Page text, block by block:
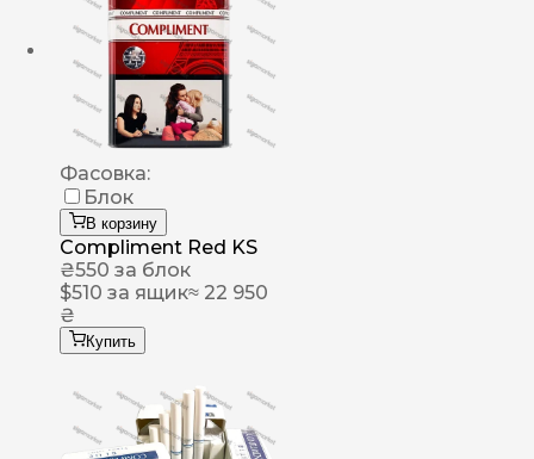
Фасовка:
Блок
В корзину
Compliment Red KS
₴550 за блок
$510 за ящик≈ 22 950
₴
Купить